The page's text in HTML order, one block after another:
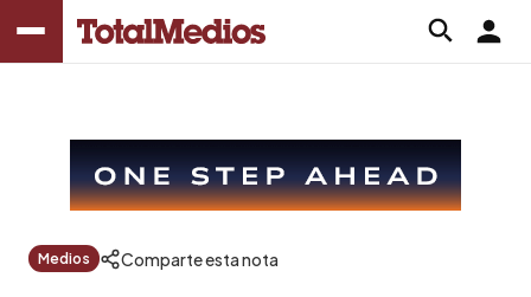
Medios Comparte esta nota